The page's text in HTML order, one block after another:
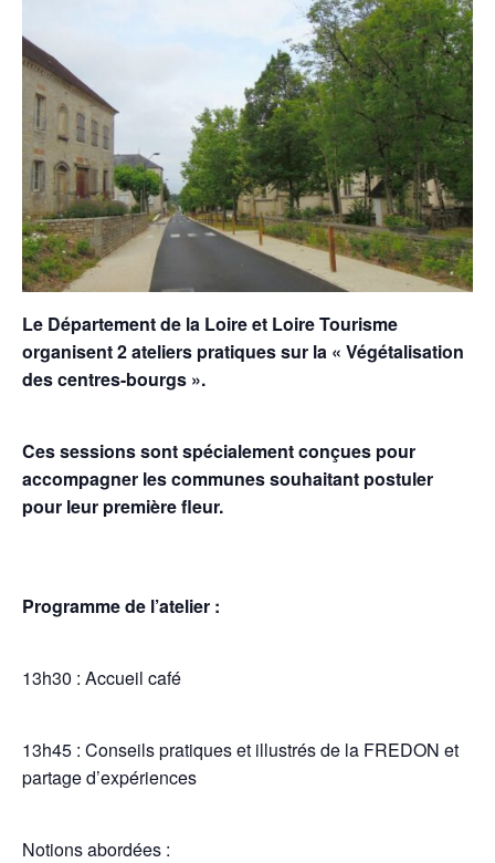
Le Département de la Loire et Loire Tourisme
organisent 2 ateliers pratiques sur la « Végétalisation
des centres-bourgs ».
Ces sessions sont spécialement conçues pour
accompagner les communes souhaitant postuler
pour leur première fleur.
Programme de l’atelier :
13h30 : Accueil café
13h45 : Conseils pratiques et illustrés de la FREDON et
partage d’expériences
Notions abordées :